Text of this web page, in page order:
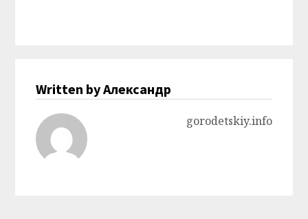
Written by Александр
gorodetskiy.info